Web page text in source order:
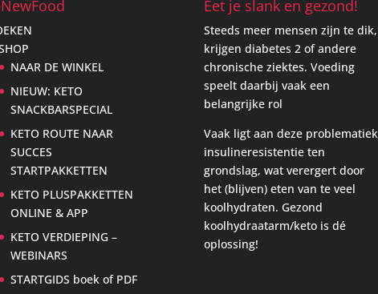
NAAR DE WINKEL
NIEUW: KETO
SNACKBARSPECIAL
KETO ROUTE NAAR
SUCCES
STARTPAKKETTEN
KETO PLUSPAKKETTEN
ONLINE & APP
KETO VERDIEPING –
WEBINARS
STARTGIDS boek of PDF
Eet je slank en gezond!
Steeds meer mensen zijn te dik,
krijgen diabetes 2 of andere
chronische ziektes. Voeding
speelt daarbij vaak een
belangrijke rol
Vaak ligt aan deze problematiek
insulineresistentie ten
grondslag, wat verergert door
het (blijven) eten van te veel
koolhydraten. Gezond
koolhydraatarm/keto is dé
oplossing!